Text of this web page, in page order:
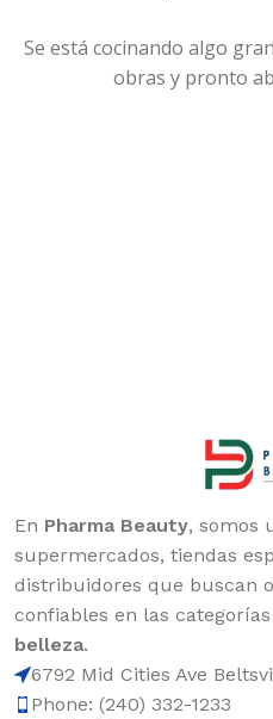
Se está cocinando algo
obras y pronto
En Pharma Beauty, somos
supermercados, tiendas
distribuidores que buscan
confiables en las
belleza.
6792 Mid Cities Ave
Phone: (240) 332-1233